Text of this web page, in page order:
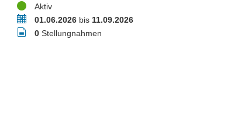
StatusAktiv
Zeitraum01.06.2026 bis11.09.2026
Stellungnahmen
0 Stellungnahmen